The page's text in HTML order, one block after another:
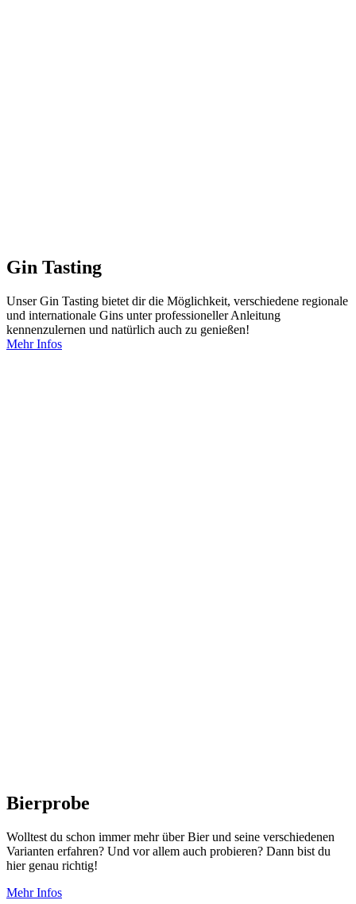
Gin Tasting
Unser Gin Tasting bietet dir die Möglichkeit, verschiedene regionale
und internationale Gins unter professioneller Anleitung
kennenzulernen und natürlich auch zu genießen!
Mehr Infos
Bierprobe
Wolltest du schon immer mehr über Bier und seine verschiedenen
Varianten erfahren? Und vor allem auch probieren? Dann bist du
hier genau richtig!
Mehr Infos